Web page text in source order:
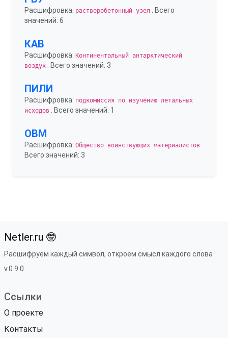
Расшифровка: растворобетонный узел . Всего
значений: 6
КАВ
Расшифровка: Континентальный антарктический
воздух . Всего значений: 3
ПИЛИ
Расшифровка: подкомиссия по изучению летальных
исходов
. Всего значений: 1
ОВМ
Расшифровка: Общество воинствующих материалистов
Всего значений: 3
Netler.ru 🤓
Расшифруем каждый символ, откроем смысл каждого слова
v.0.9.0
Ссылки
О проекте
Контакты